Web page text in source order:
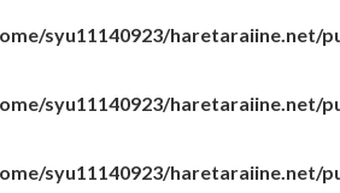
syu11140923/haretaraiine.net/
syu11140923/haretaraiine.net/
syu11140923/haretaraiine.net/